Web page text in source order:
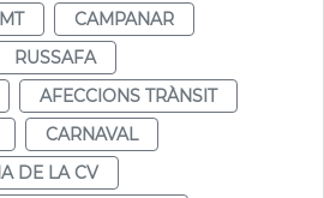
CAMPANAR
RUSSAFA
AFECCIONS TRÀNSIT
CARNAVAL
DE LA CV